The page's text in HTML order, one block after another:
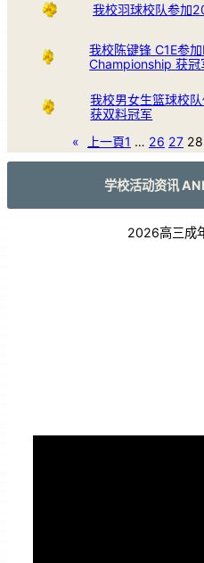
我校羽球校队参加
我校陈键锋 C1E参
Championship 获冠
我校男女生篮球校
获双料冠军
«
上一頁1 … 26 27 28
学校活动资讯
2026高三成